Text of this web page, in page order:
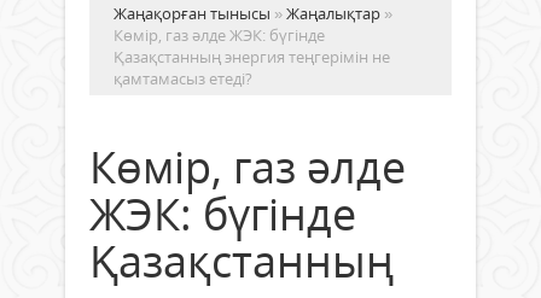
Жаңақорған тынысы »Жаңалықтар »
Көмір, газ әлде ЖЭК: бүгінде
Қазақстанның энергия теңгерімін не
қамтамасыз етеді?
Көмір, газ әлде
ЖЭК: бүгінде
Қазақстанның